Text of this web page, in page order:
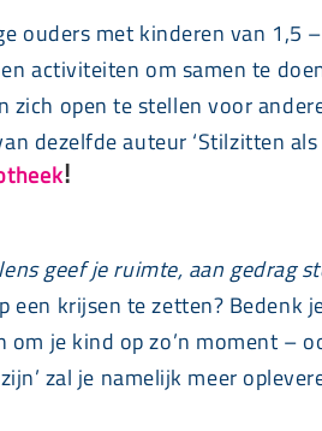
ouders met kinderen van
activiteiten om samen te
open te stellen voor
dezelfde auteur ‘Stilzitten
!
geef je ruimte, aan gedrag
krijsen te zetten? Bedenk
je kind op zo’n moment –
zal je namelijk meer